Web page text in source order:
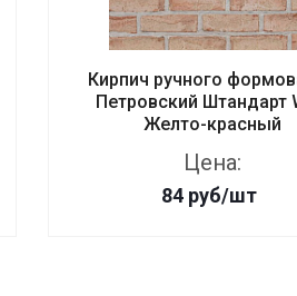
Кирпич ручного
Петровский Штандарт
Желто-красный
Цена:
84 руб/шт